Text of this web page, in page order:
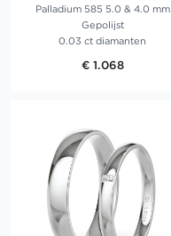
Palladium 585 5.0 & 4.0 mm
Gepolijst
0.03 ct diamanten
€ 1.068